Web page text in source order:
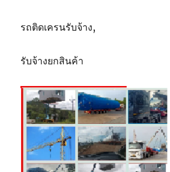
รถติดเครนรับจ้าง,
รับจ้างยกสินค้า